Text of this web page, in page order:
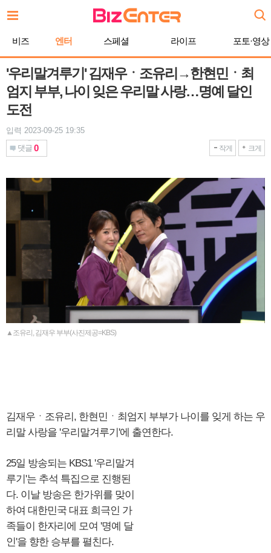
문
비즈 엔터 스페셜 라이프 포토·영상
'우리말겨루기' 김재우ㆍ조유리→한현민ㆍ최
엄지 부부, 나이 잊은 우리말 사랑…명예 달인
도전
입력 2023-09-25 19:35
댓글 0 작게 크게
▲조유리, 김재우 부부(사진제공=KBS)
김재우ㆍ조유리, 한현민ㆍ최엄지 부부가 나이를 잊게 하는 우
리말 사랑을 '우리말겨루기'에 출연한다.
25일 방송되는 KBS1 '우리말겨
루기'는 추석 특집으로 진행된
다. 이날 방송은 한가위를 맞이
하여 대한민국 대표 희극인 가
족들이 한자리에 모여 '명예 달
인'을 향한 승부를 펼친다.